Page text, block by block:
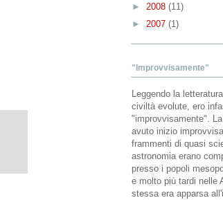
► 2008 (11)
► 2007 (1)
"Improvvisamente"
Leggendo la
civiltà evolute, ero
"improvvisamente".
avuto inizio
frammenti di quasi
astronomia erano
presso i popoli
e molto più tardi nelle
stessa era apparsa